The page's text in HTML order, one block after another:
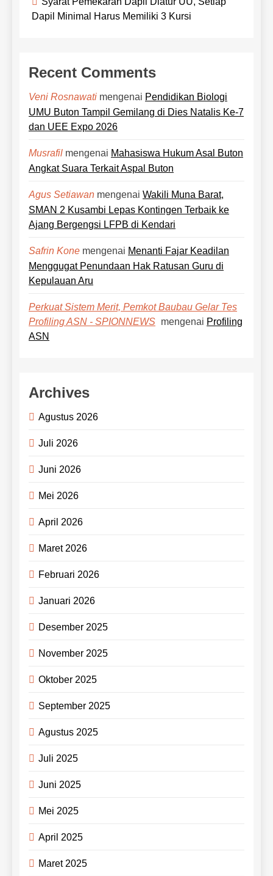
Dapil Minimal Harus Memiliki 3 Kursi
Recent Comments
Veni Rosnawati mengenai Pendidikan Biologi
UMU Buton Tampil Gemilang di Dies Natalis Ke-7
dan UEE Expo 2026
Musrafil mengenai Mahasiswa Hukum Asal Buton
Angkat Suara Terkait Aspal Buton
Agus Setiawan mengenai Wakili Muna Barat,
SMAN 2 Kusambi Lepas Kontingen Terbaik ke
Ajang Bergengsi LFPB di Kendari
Safrin Kone mengenai Menanti Fajar Keadilan
Menggugat Penundaan Hak Ratusan Guru di
Kepulauan Aru
Perkuat Sistem Merit, Pemkot Baubau Gelar Tes
Profiling ASN - SPIONNEWS mengenai Profiling
ASN
Archives
Agustus 2026
Juli 2026
Juni 2026
Mei 2026
April 2026
Maret 2026
Februari 2026
Januari 2026
Desember 2025
November 2025
Oktober 2025
September 2025
Agustus 2025
Juli 2025
Juni 2025
Mei 2025
April 2025
Maret 2025